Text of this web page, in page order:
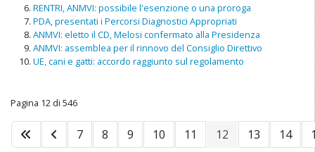
RENTRI, ANMVI: possibile l'esenzione o una proroga
PDA, presentati i Percorsi Diagnostici Appropriati
ANMVI: eletto il CD, Melosi confermato alla Presidenza
ANMVI: assemblea per il rinnovo del Consiglio Direttivo
UE, cani e gatti: accordo raggiunto sul regolamento
Pagina 12 di 546
7 8 9 10 11 12 13 14